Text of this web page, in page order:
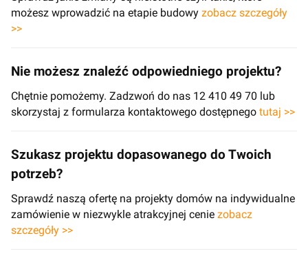
możesz wprowadzić na etapie budowy zobacz szczegóły
>>
Nie możesz znaleźć odpowiedniego projektu?
Chętnie pomożemy. Zadzwoń do nas 12 410 49 70 lub
skorzystaj z formularza kontaktowego dostępnego tutaj >>
Szukasz projektu dopasowanego do Twoich
potrzeb?
Sprawdź naszą ofertę na projekty domów na indywidualne
zamówienie w niezwykle atrakcyjnej cenie zobacz
szczegóły >>